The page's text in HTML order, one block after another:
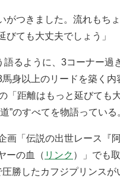
がつきました。流れもち
ても大丈夫でしょう」
るように、3コーナー過
身以上のリードを築く内
「距離はもっと延びても
”のすべてを物語っている
「伝説の出世レース『
ーの血（ リンク ）」でも
勝したカフジプリンスが